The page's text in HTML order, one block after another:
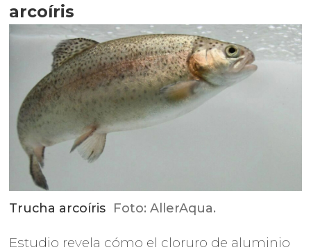
arcoíris
Trucha arcoíris Foto: AllerAqua.
Estudio revela cómo el cloruro de aluminio